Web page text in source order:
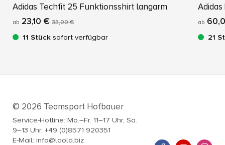
Adidas Techfit 25 Funktionsshirt langarm
ab 23,10 € 33,00 €
11 Stück sofort verfügbar
ab
21
© 2026 Teamsport Hofbauer
Service-Hotline: Mo.–Fr. 11–17 Uhr, Sa.
9–13 Uhr, +49 (0)8571 920351
E-Mail: info@laola.biz